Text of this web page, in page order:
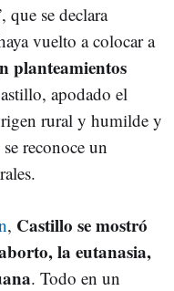
se declara
vuelto a colocar a
planteamientos
apodado el
rural y humilde y
reconoce un
, Castillo se mostró
la eutanasia,
. Todo en un